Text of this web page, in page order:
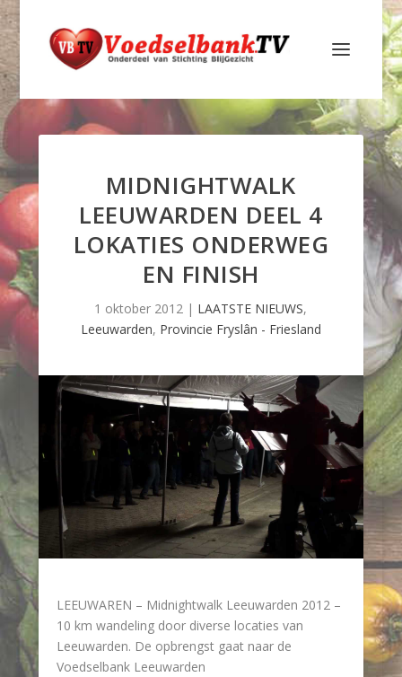
MIDNIGHTWALK
LEEUWARDEN DEEL 4
LOKATIES ONDERWEG
EN FINISH
1 oktober 2012 | LAATSTE NIEUWS,
Leeuwarden, Provincie Fryslân - Friesland
LEEUWAREN – Midnightwalk Leeuwarden 2012 –
10 km wandeling door diverse locaties van
Leeuwarden. De opbrengst gaat naar de
Voedselbank Leeuwarden